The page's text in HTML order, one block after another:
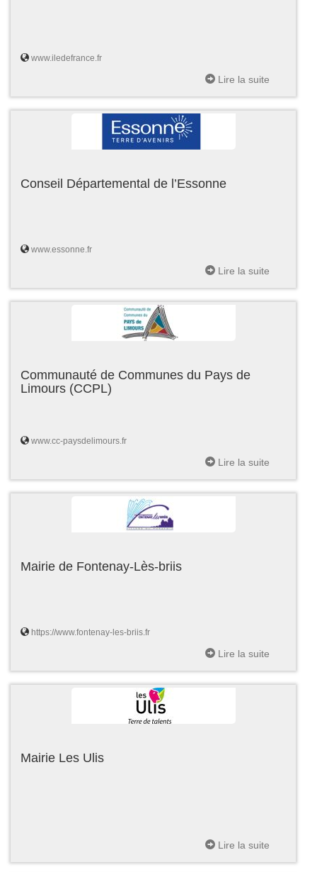
www.iledefrance.fr
Lire la suite
Conseil Départemental de l’Essonne
www.essonne.fr
Lire la suite
Communauté de Communes du Pays de
Limours (CCPL)
www.cc-paysdelimours.fr
Lire la suite
Mairie de Fontenay-Lès-briis
https://www.fontenay-les-briis.fr
Lire la suite
Mairie Les Ulis
Lire la suite